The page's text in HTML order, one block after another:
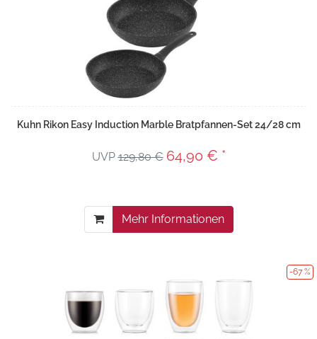
Kuhn Rikon Easy Induction Marble Bratpfannen-Set 24/28 cm
UVP129,80 € 64,90 € *
Mehr Informationen
-67 %